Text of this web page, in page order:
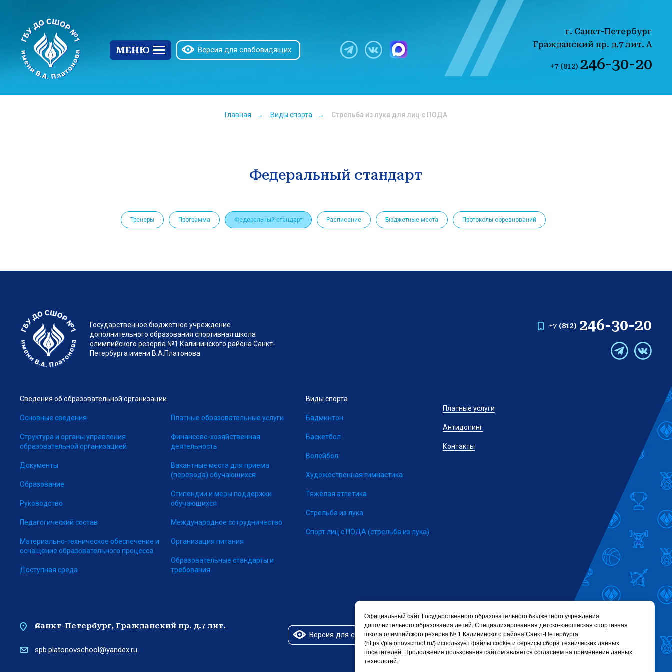
Гражданский пр. д.7 лит. А
г. Санкт-Петербург
+7 (812) 246-30-20
Версия для слабовидящих
МЕНЮ
Главная → Виды спорта → Стрельба из лука для лиц с ПОДА
Федеральный стандарт
Тренеры Программа Федеральный стандарт Расписание Бюджетные места Протоколы соревнований
Официальный сайт Государственного образовательного бюджетного учреждения
дополнительного образования детей. Cпециализированная детско-юношеская спортивная
школа олимпийского резерва № 1 Калининского района Санкт-Петербурга
(https://platonovschool.ru/) использует файлы cookie и сервисы сбора технических данных
посетителей. Продолжение пользования сайтом является согласием на применение данных
технологий.
Государственное бюджетное учреждение
дополнительного образования спортивная школа
олимпийского резерва №1 Калининского района Санкт-
Петербурга имени В.А.Платонова
Сведения об образовательной организации
Основные сведения
Структура и органы управления
образовательной организацией
Документы
Образование
Руководство
Педагогический состав
Материально-техническое обеспечение и
оснащение образовательного процесса
Доступная среда
Платные образовательные услуги
Финансово-хозяйственная
деятельность
Вакантные места для приема
(перевода) обучающихся
Стипендии и меры поддержки
обучающихся
Международное сотрудничество
Организация питания
Образовательные стандарты и
требования
Виды спорта
Бадминтон
Баскетбол
Волейбол
Художественная гимнастика
Тяжёлая атлетика
Стрельба из лука
Спорт лиц с ПОДА (стрельба из лука)
Платные услуги
Антидопинг
Контакты
Санкт-Петербург, Гражданский пр. д.7 лит. А
spb.platonovschool@yandex.ru
Версия для слабовидящих
+7 (812) 246-30-20